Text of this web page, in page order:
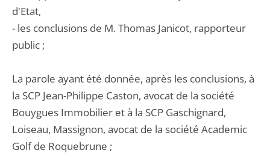
d'Etat,
- les conclusions de M. Thomas Janicot, rapporteur
public ;
La parole ayant été donnée, après les conclusions, à
la SCP Jean-Philippe Caston, avocat de la société
Bouygues Immobilier et à la SCP Gaschignard,
Loiseau, Massignon, avocat de la société Academic
Golf de Roquebrune ;